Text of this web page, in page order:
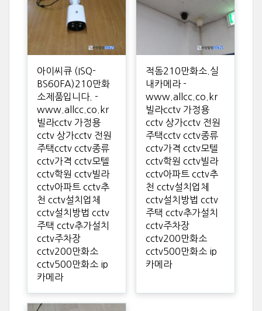
아이씨큐 (ISQ-
BS60FA)210만화
소제품입니다. -
www.allcc.co.kr
빌라cctv 가정용
cctv 상가cctv 전원
주택cctv cctv종류
cctv가격 cctv모텔
cctv학원 cctv빌라
cctv아파트 cctv추
천 cctv설치업체
cctv설치방법 cctv
주택 cctv추가설치
cctv주차장
cctv200만화소
cctv500만화소 ip
카메라
적돔210만화소.실
내카메라 -
www.allcc.co.kr
빌라cctv 가정용
cctv 상가cctv 전원
주택cctv cctv종류
cctv가격 cctv모텔
cctv학원 cctv빌라
cctv아파트 cctv추
천 cctv설치업체
cctv설치방법 cctv
주택 cctv추가설치
cctv주차장
cctv200만화소
cctv500만화소 ip
카메라